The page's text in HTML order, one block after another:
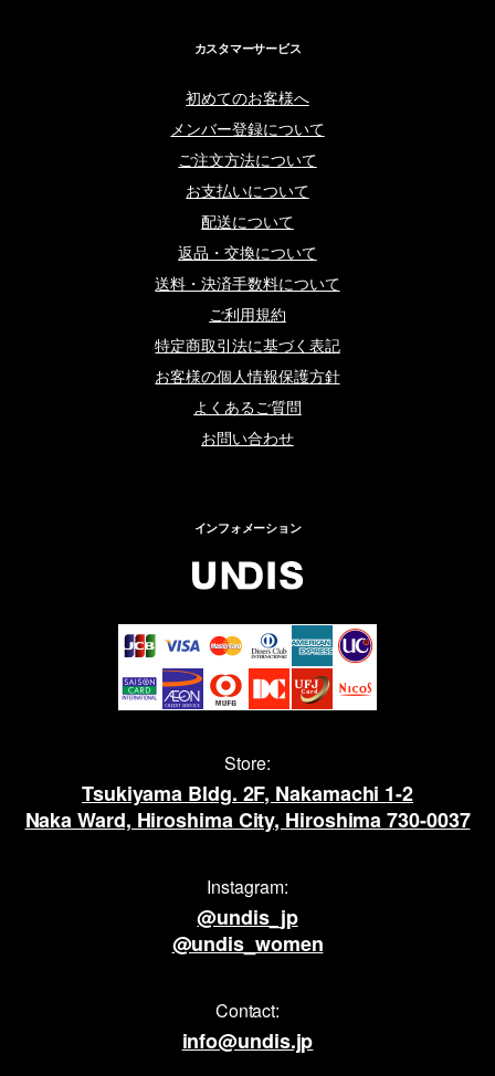
カスタマーサービス
初めてのお客様へ
メンバー登録について
ご注文方法について
お支払いについて
配送について
返品・交換について
送料・決済手数料について
ご利用規約
特定商取引法に基づく表記
お客様の個人情報保護方針
よくあるご質問
お問い合わせ
インフォメーション
Store:
Tsukiyama Bldg. 2F, Nakamachi 1-2
Naka Ward, Hiroshima City, Hiroshima 730-0037
Instagram:
@undis_jp
@undis_women
Contact:
info@undis.jp